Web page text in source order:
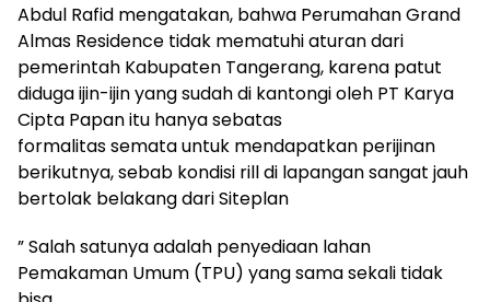
Abdul Rafid mengatakan, bahwa Perumahan Grand
Almas Residence tidak mematuhi aturan dari
pemerintah Kabupaten Tangerang, karena patut
diduga ijin-ijin yang sudah di kantongi oleh PT Karya
Cipta Papan itu hanya sebatas
formalitas semata untuk mendapatkan perijinan
berikutnya, sebab kondisi rill di lapangan sangat jauh
bertolak belakang dari Siteplan
” Salah satunya adalah penyediaan lahan
Pemakaman Umum (TPU) yang sama sekali tidak